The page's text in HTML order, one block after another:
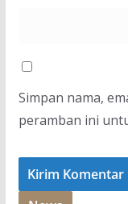
Simpan nama,
peramban ini